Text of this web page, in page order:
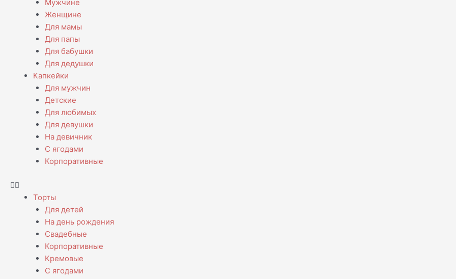
Мужчине
Женщине
Для мамы
Для папы
Для бабушки
Для дедушки
Капкейки
Для мужчин
Детские
Для любимых
Для девушки
На девичник
С ягодами
Корпоративные
Торты
Для детей
На день рождения
Свадебные
Корпоративные
Кремовые
С ягодами